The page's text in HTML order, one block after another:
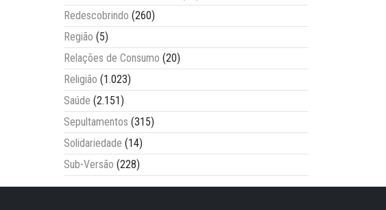
Redescobrindo (260)
Região (5)
Relações de Consumo (20)
Religião (1.023)
Saúde (2.151)
Sepultamentos (315)
Solidariedade (14)
Sub-Versão (228)